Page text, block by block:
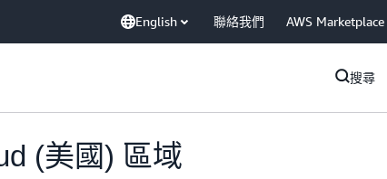
English 聯絡我們 AWS Marketplace
搜尋
(美國) 區域